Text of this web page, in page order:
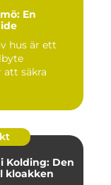
En
hus är ett
att säkra
Kolding: Den
kloakken